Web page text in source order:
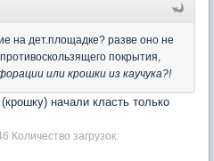
на дет.площадке? разве оно не
покрытия,
или крошки из каучука?!
начали класть только
Количество загрузок: